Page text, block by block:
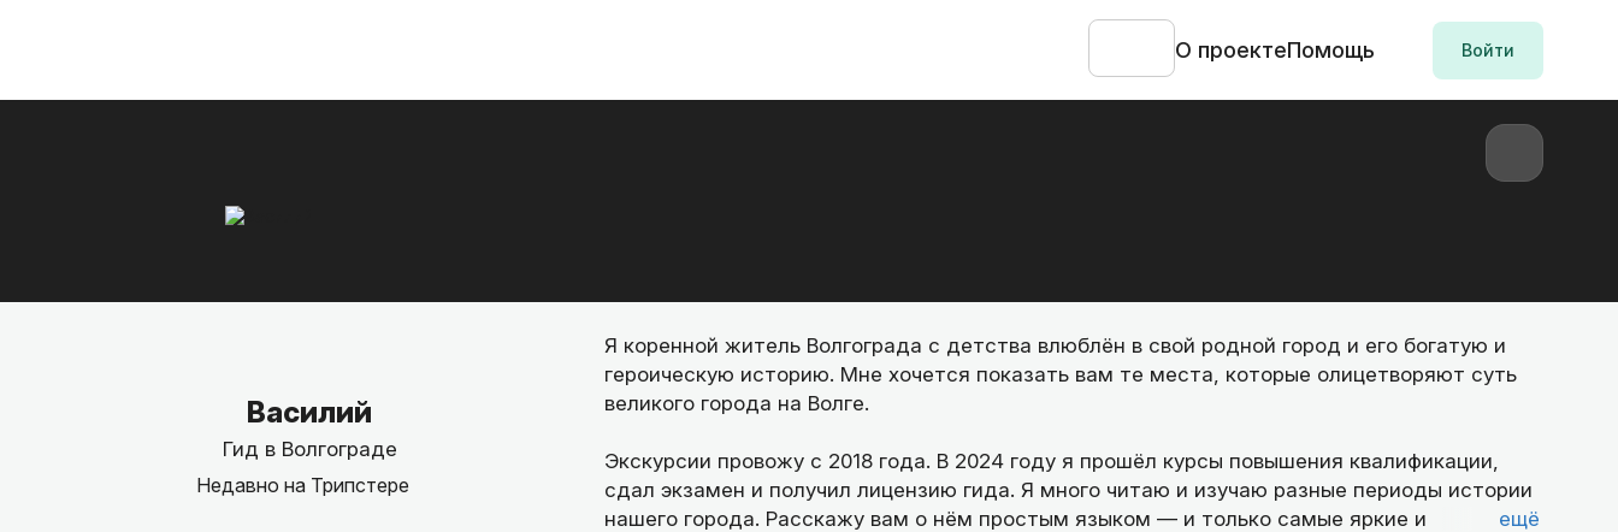
О проектеПомощь Войти
Василий
Гид в Волгограде
Недавно на Трипстере
Я коренной житель Волгограда с детства влюблён в свой родной город и его богатую и
героическую историю. Мне хочется показать вам те места, которые олицетворяют суть
великого города на Волге.
Экскурсии провожу с 2018 года. В 2024 году я прошёл курсы повышения квалификации,
сдал экзамен и получил лицензию гида. Я много читаю и изучаю разные периоды истории
нашего города. Расскажу вам о нём простым языком — и только самые яркие и
ещё